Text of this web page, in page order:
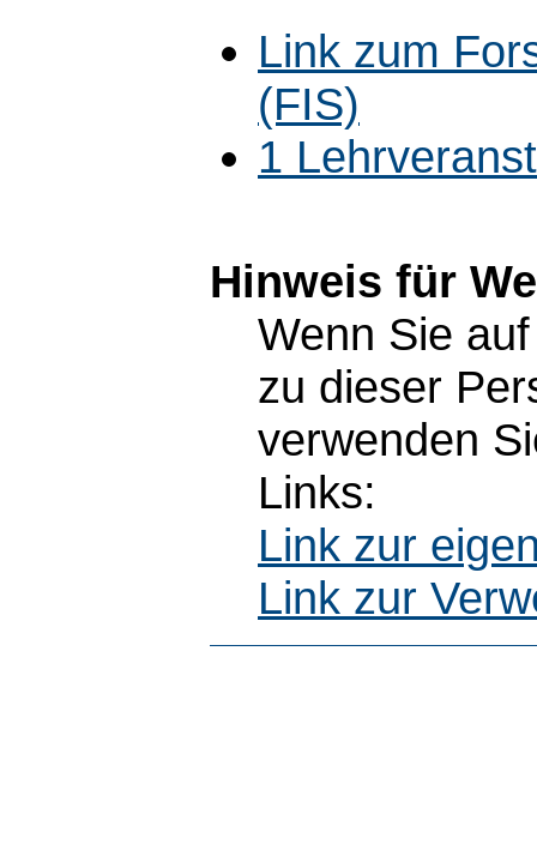
Link zum
(FIS)
1
Hinweis für
Wenn Sie
zu dieser
verwenden
Links:
Link zur
Link zur